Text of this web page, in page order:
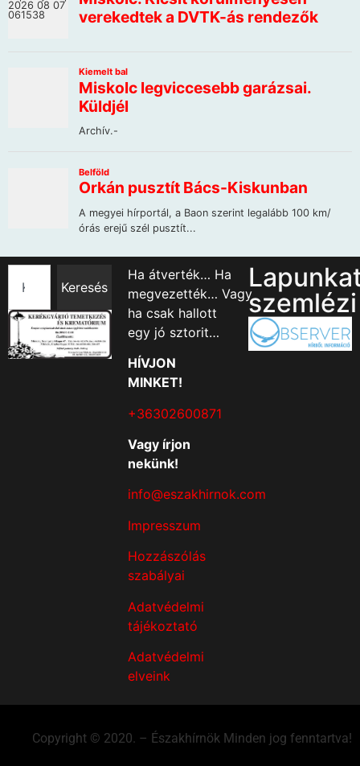
Keresés
Ha átverték… Ha
megvezették… Vagy
ha csak hallott
egy jó sztorit…
HÍVJON
MINKET!
+36302600871
Vagy írjon
nekünk!
info@eszakhirnok.com
Impresszum
Hozzászólás
szabályai
Adatvédelmi
tájékoztató
Adatvédelmi
elveink
szemlézi
Copyright © 2020. – Északhírnök Minden jog fenntartva!